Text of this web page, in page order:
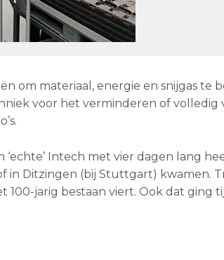
materiaal, energie en snijgas te
voor het verminderen of volledig
Intech met vier dagen lang
in Ditzingen (bij Stuttgart) kwamen.
jarig bestaan viert. Ook dat ging